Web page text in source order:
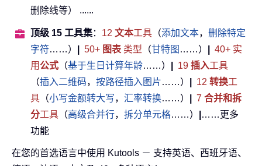
删除线等） ......
顶级 15 工具集： 12 文本工具 （添加文本， 删除特定
字符……） 50+ 图表类型 （甘特图 ……）
40+ 实
用公式 （基于生日计算年龄……） 19 插入工具
（插入二维码， 按路径插入图片……） 12 转换工
具 （小写金额转大写， 汇率转换……） 7 合并和拆
分工具 （高级合并行， 拆分单元格……）
……更多
功能
在您的首选语言中使用 Kutools － 支持英语、西班牙语、